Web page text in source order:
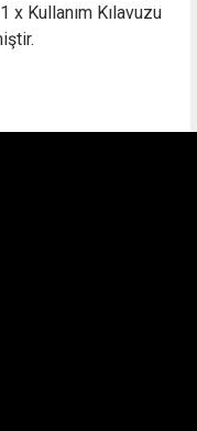
x Kullanım Kılavuzu